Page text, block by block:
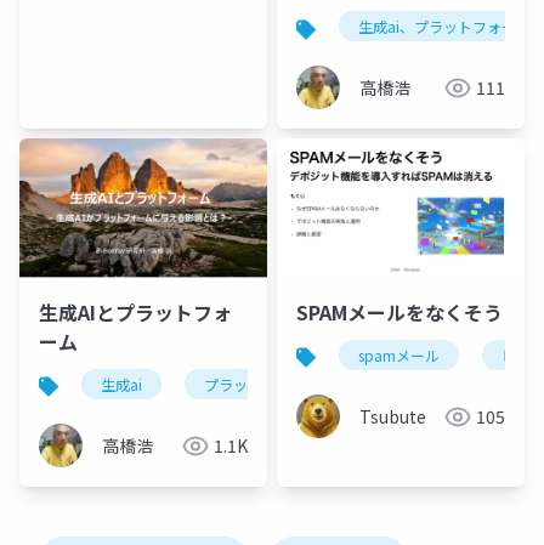
生成ai、プラットフォーム
高橋浩 111
生成AIとプラットフォ
ーム
生成ai プラットフォーム
高橋浩 1.1K
SPAMメールをなくそう
spamメール ビジ
Tsubute 105